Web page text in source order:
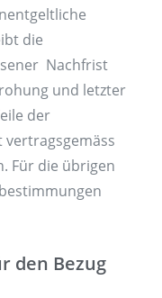
die
Nachfrist
und letzter
der
Für die übrigen
den Bezug